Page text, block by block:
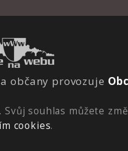
občany provozuje
Svůj souhlas můžete
cookies.